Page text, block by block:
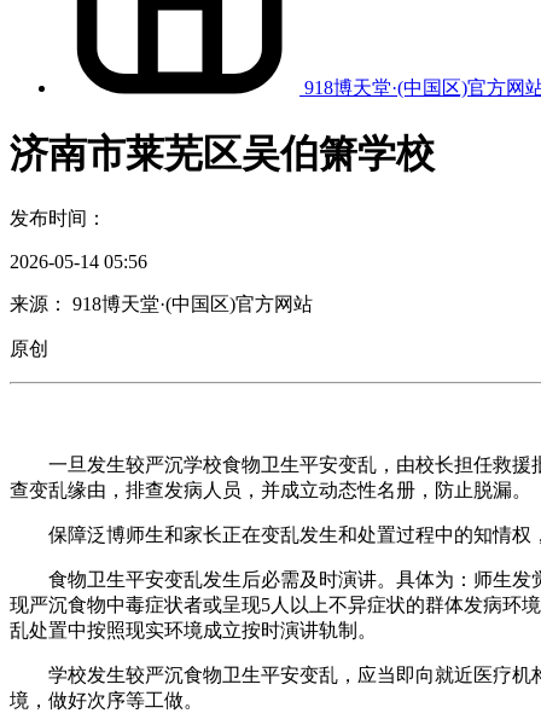
918博天堂·(中国区)官方网
济南市莱芜区吴伯箫学校
发布时间：
2026-05-14 05:56
来源： 918博天堂·(中国区)官方网站
原创
一旦发生较严沉学校食物卫生平安变乱，由校长担任救援
查变乱缘由，排查发病人员，并成立动态性名册，防止脱漏。
保障泛博师生和家长正在变乱发生和处置过程中的知情权
食物卫生平安变乱发生后必需及时演讲。具体为：师生发
现严沉食物中毒症状者或呈现5人以上不异症状的群体发病环
乱处置中按照现实环境成立按时演讲轨制。
学校发生较严沉食物卫生平安变乱，应当即向就近医疗机
境，做好次序等工做。